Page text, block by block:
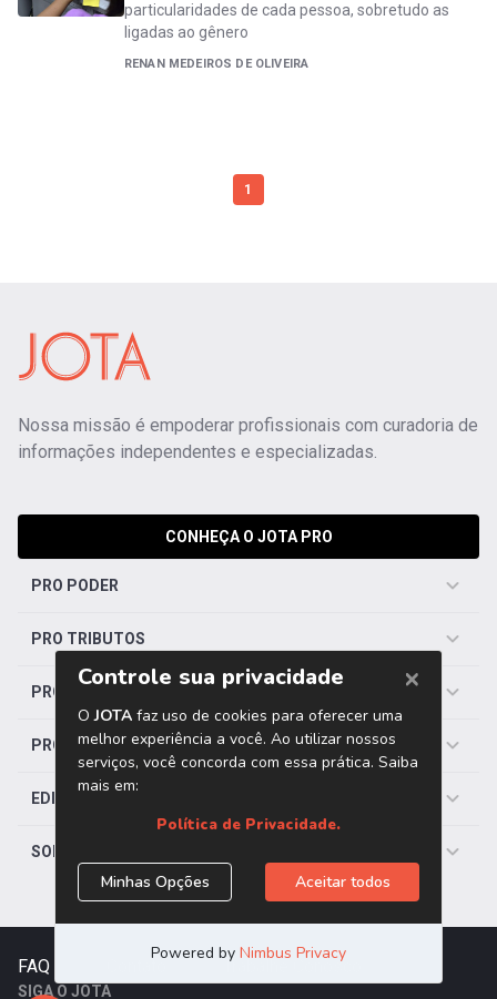
particularidades de cada pessoa, sobretudo as
ligadas ao gênero
RENAN MEDEIROS DE OLIVEIRA
1
Nossa missão é empoderar profissionais com curadoria de
informações independentes e especializadas.
CONHEÇA O JOTA PRO
PRO PODER
PRO TRIBUTOS
PRO TRABALHISTA
PRO SAÚDE
EDITORIAS
SOBRE O JOTA
FAQ Trabalhe Conosco
SIGA O JOTA